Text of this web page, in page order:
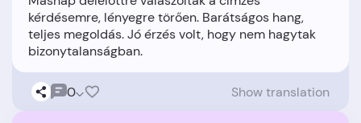
kérdésemre, lényegre törően. Barátságos hang,
teljes megoldás. Jó érzés volt, hogy nem hagytak
0 Show translation